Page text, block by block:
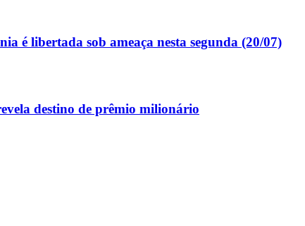
é libertada sob ameaça nesta segunda (20/07)
destino de prêmio milionário